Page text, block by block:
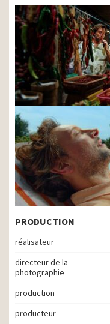
PRODUCTION
réalisateur
directeur de la
photographie
production
producteur